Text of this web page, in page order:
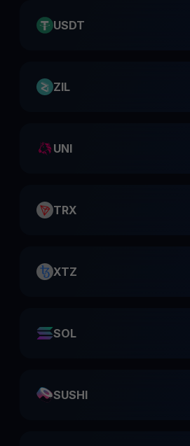
USDT
ZIL
UNI
TRX
XTZ
SOL
SUSHI